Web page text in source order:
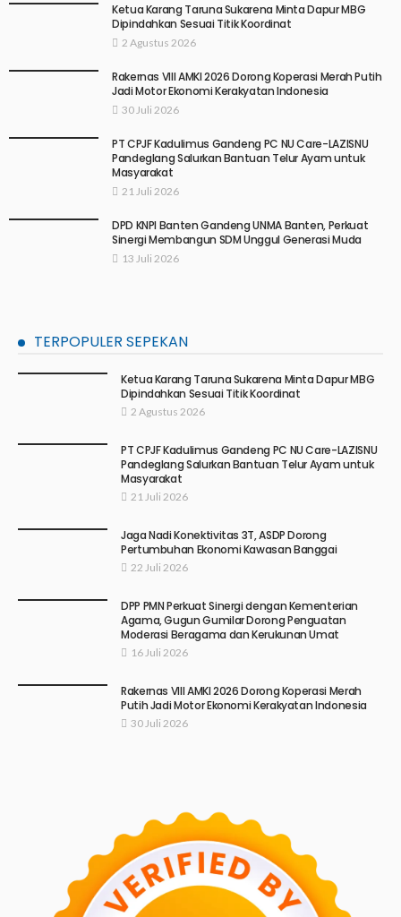
Ketua Karang Taruna Sukarena Minta Dapur MBG
Dipindahkan Sesuai Titik Koordinat
2 Agustus 2026
Rakernas VIII AMKI 2026 Dorong Koperasi Merah Putih
Jadi Motor Ekonomi Kerakyatan Indonesia
30 Juli 2026
PT CPJF Kadulimus Gandeng PC NU Care-LAZISNU
Pandeglang Salurkan Bantuan Telur Ayam untuk
Masyarakat
21 Juli 2026
DPD KNPI Banten Gandeng UNMA Banten, Perkuat
Sinergi Membangun SDM Unggul Generasi Muda
13 Juli 2026
TERPOPULER SEPEKAN
Ketua Karang Taruna Sukarena Minta Dapur MBG
Dipindahkan Sesuai Titik Koordinat
2 Agustus 2026
PT CPJF Kadulimus Gandeng PC NU Care-LAZISNU
Pandeglang Salurkan Bantuan Telur Ayam untuk
Masyarakat
21 Juli 2026
Jaga Nadi Konektivitas 3T, ASDP Dorong
Pertumbuhan Ekonomi Kawasan Banggai
22 Juli 2026
DPP PMN Perkuat Sinergi dengan Kementerian
Agama, Gugun Gumilar Dorong Penguatan
Moderasi Beragama dan Kerukunan Umat
16 Juli 2026
Rakernas VIII AMKI 2026 Dorong Koperasi Merah
Putih Jadi Motor Ekonomi Kerakyatan Indonesia
30 Juli 2026